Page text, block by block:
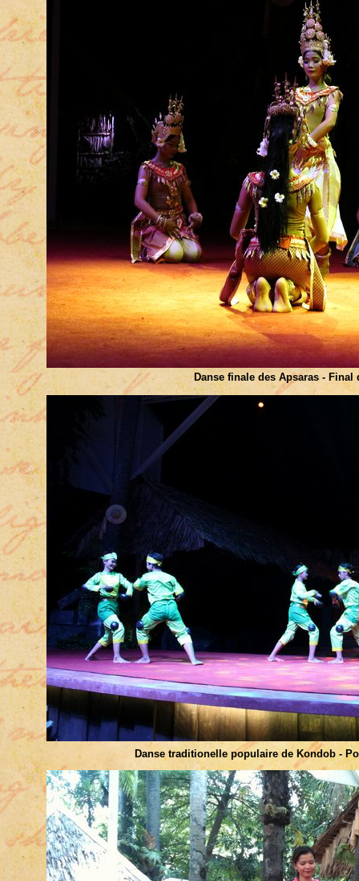
Danse finale des Apsaras - Final
Danse traditionelle populaire de Kondob -